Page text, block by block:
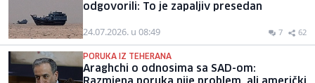
odgovorili: To je zapaljiv presedan
24.07.2026. u 08:49 7 62
PORUKA IZ TEHERANA
Araghchi o odnosima sa SAD-om: